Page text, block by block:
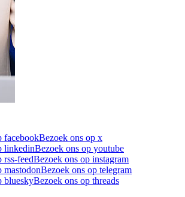
facebookBezoek ons op x
linkedinBezoek ons op youtube
rss-feedBezoek ons op instagram
mastodonBezoek ons op telegram
blueskyBezoek ons op threads